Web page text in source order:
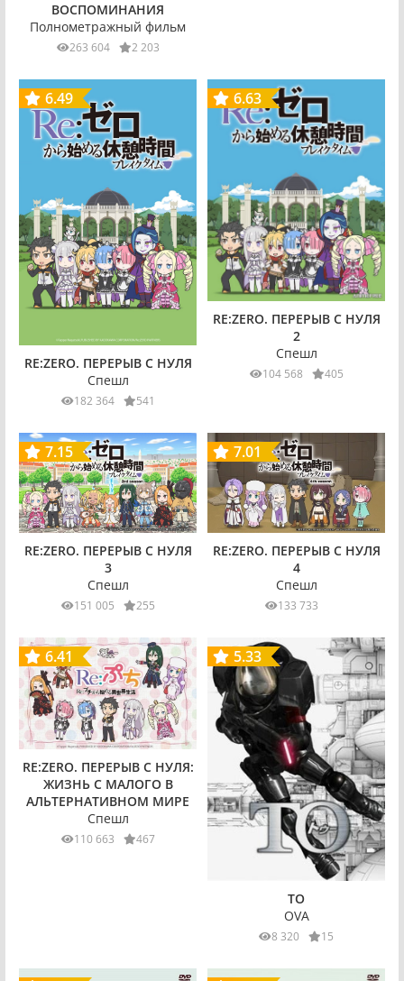
ВОСПОМИНАНИЯ
Полнометражный фильм
263 604 2 203
6.49
RE:ZERO. ПЕРЕРЫВ С НУЛЯ
Спешл
182 364 541
6.63
RE:ZERO. ПЕРЕРЫВ С НУЛЯ
2
Спешл
104 568 405
7.15
RE:ZERO. ПЕРЕРЫВ С НУЛЯ
3
Спешл
151 005 255
7.01
RE:ZERO. ПЕРЕРЫВ С НУЛЯ
4
Спешл
133 733
6.41
RE:ZERO. ПЕРЕРЫВ С НУЛЯ:
ЖИЗНЬ С МАЛОГО В
АЛЬТЕРНАТИВНОМ МИРЕ
Спешл
110 663 467
5.33
TO
OVA
8 320 15